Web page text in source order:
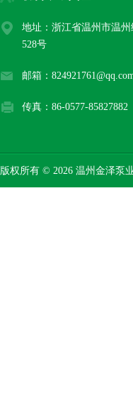
地址：浙江省温州市温
528号
邮箱：
传真：86-0577-85827882
版权所有 © 2026 温州金泽泵